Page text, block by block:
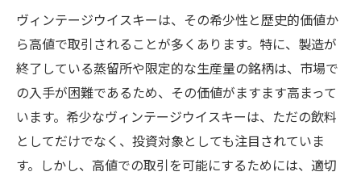
ヴィンテージウイスキーは、その希少性と歴史的価値か
ら高値で取引されることが多くあります。特に、製造が
終了している蒸留所や限定的な生産量の銘柄は、市場で
の入手が困難であるため、その価値がますます高まって
います。希少なヴィンテージウイスキーは、ただの飲料
としてだけでなく、投資対象としても注目されていま
す。しかし、高値での取引を可能にするためには、適切